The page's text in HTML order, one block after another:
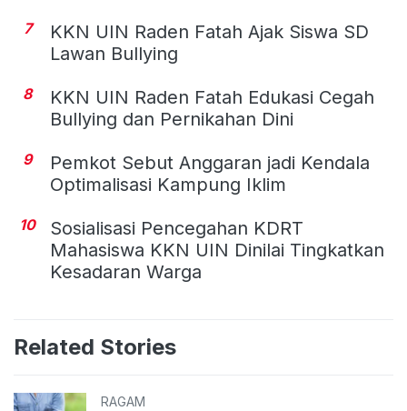
7
KKN UIN Raden Fatah Ajak Siswa SD
Lawan Bullying
8
KKN UIN Raden Fatah Edukasi Cegah
Bullying dan Pernikahan Dini
9
Pemkot Sebut Anggaran jadi Kendala
Optimalisasi Kampung Iklim
10
Sosialisasi Pencegahan KDRT
Mahasiswa KKN UIN Dinilai Tingkatkan
Kesadaran Warga
Related Stories
RAGAM